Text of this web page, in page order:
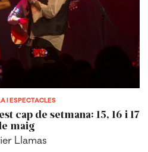
I ESPECTACLES
cap de setmana: 15, 16 i 17
maig
Llamas